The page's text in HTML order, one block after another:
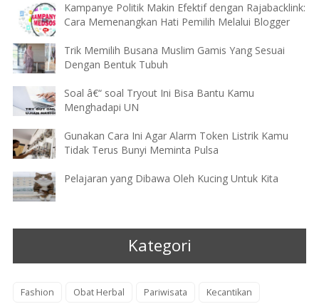
Kampanye Politik Makin Efektif dengan Rajabacklink:
Cara Memenangkan Hati Pemilih Melalui Blogger
Trik Memilih Busana Muslim Gamis Yang Sesuai
Dengan Bentuk Tubuh
Soal â€“ soal Tryout Ini Bisa Bantu Kamu
Menghadapi UN
Gunakan Cara Ini Agar Alarm Token Listrik Kamu
Tidak Terus Bunyi Meminta Pulsa
Pelajaran yang Dibawa Oleh Kucing Untuk Kita
Kategori
Fashion Obat Herbal Pariwisata Kecantikan